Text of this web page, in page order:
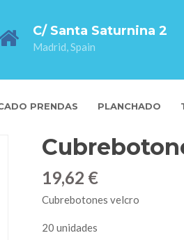
C/ Santa Saturnina 2
Madrid, Spain
PRENDAS PLANCHADO
19,62 €
Cubrebotones velcro
20 unidades